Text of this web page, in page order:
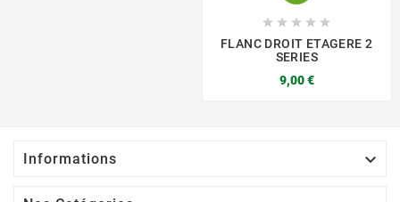
    
FLANC DROIT ETAGERE 2
SERIES
9,00 €
Informations 